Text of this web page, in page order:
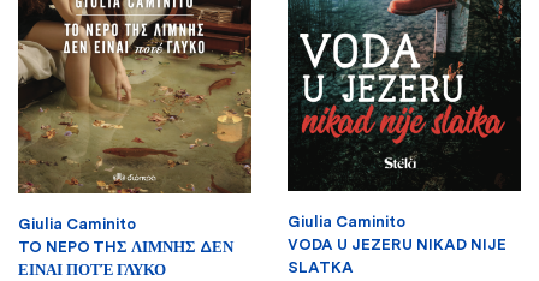
Giulia Caminito
TO NEPO THΣ ΛΙΜΝΗΣ ΔΕΝ
ΕΙΝΑΙ ΠΟΤΈ ΓΛΥΚΟ
Giulia Caminito
VODA U JEZERU NIKAD NIJE
SLATKA